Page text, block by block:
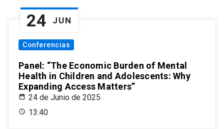
24 JUN
Conferencias
Panel: “The Economic Burden of Mental
Health in Children and Adolescents: Why
Expanding Access Matters”
24 de Junio de 2025
13:40